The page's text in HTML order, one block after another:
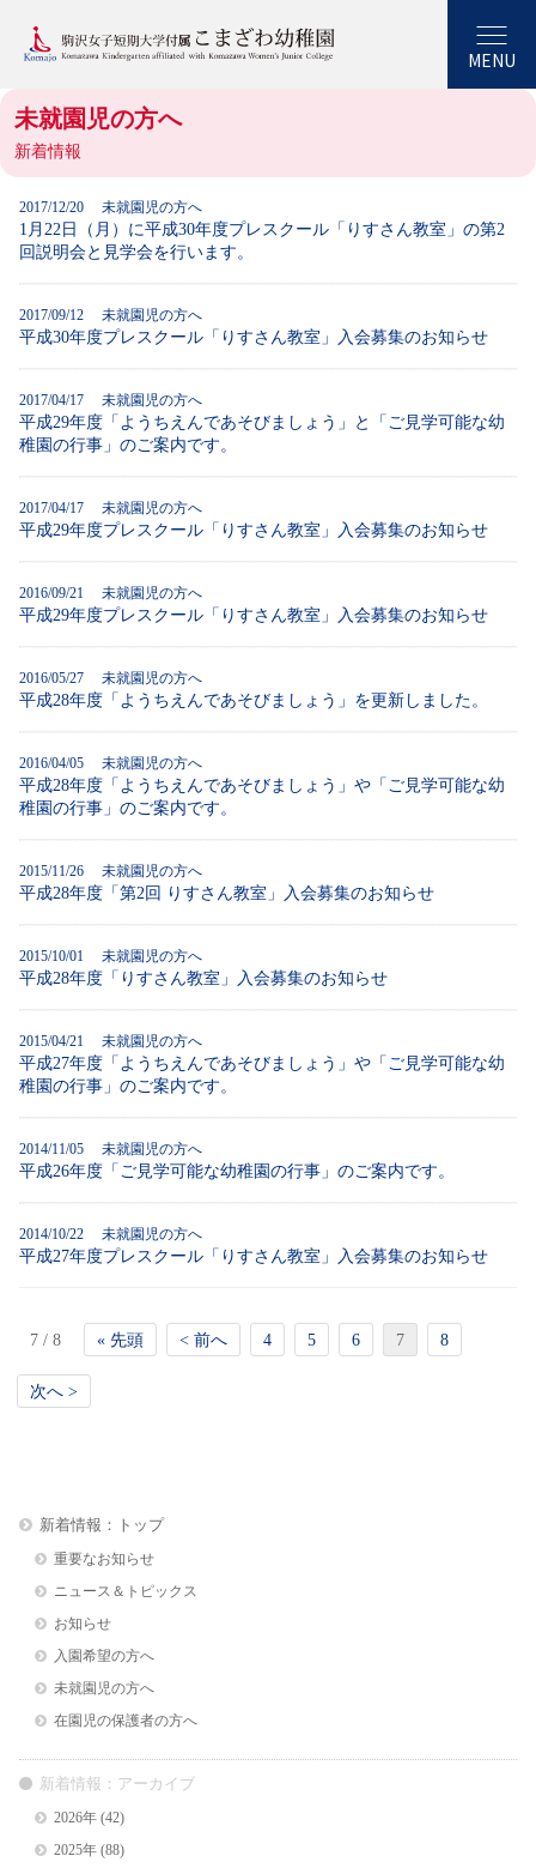
MENU
未就園児の方へ
新着情報
2017/12/20 未就園児の方へ
1月22日（月）に平成30年度プレスクール「りすさん教室」の第2
回説明会と見学会を行います。
2017/09/12 未就園児の方へ
平成30年度プレスクール「りすさん教室」入会募集のお知らせ
2017/04/17 未就園児の方へ
平成29年度「ようちえんであそびましょう」と「ご見学可能な幼
稚園の行事」のご案内です。
2017/04/17 未就園児の方へ
平成29年度プレスクール「りすさん教室」入会募集のお知らせ
2016/09/21 未就園児の方へ
平成29年度プレスクール「りすさん教室」入会募集のお知らせ
2016/05/27 未就園児の方へ
平成28年度「ようちえんであそびましょう」を更新しました。
2016/04/05 未就園児の方へ
平成28年度「ようちえんであそびましょう」や「ご見学可能な幼
稚園の行事」のご案内です。
2015/11/26 未就園児の方へ
平成28年度「第2回 りすさん教室」入会募集のお知らせ
2015/10/01 未就園児の方へ
平成28年度「りすさん教室」入会募集のお知らせ
2015/04/21 未就園児の方へ
平成27年度「ようちえんであそびましょう」や「ご見学可能な幼
稚園の行事」のご案内です。
2014/11/05 未就園児の方へ
平成26年度「ご見学可能な幼稚園の行事」のご案内です。
2014/10/22 未就園児の方へ
平成27年度プレスクール「りすさん教室」入会募集のお知らせ
7 / 8 « 先頭 < 前へ 4 5 6 7 8
次へ >
新着情報：トップ
重要なお知らせ
ニュース＆トピックス
お知らせ
入園希望の方へ
未就園児の方へ
在園児の保護者の方へ
新着情報：アーカイブ
2026年(42)
2025年(88)